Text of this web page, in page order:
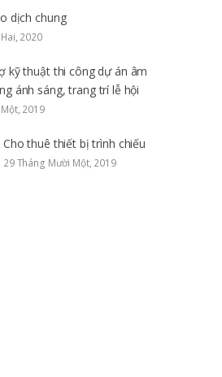
dịch chung
2020
kỹ thuật thi công dự án âm
ánh sáng, trang trí lễ hội
2019
Cho thuê thiết bị trình chiếu
29 Tháng Mười Một, 2019